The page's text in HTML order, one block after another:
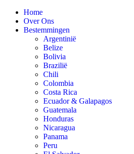
Home
Over Ons
Bestemmingen
Argentinië
Belize
Bolivia
Brazilië
Chili
Colombia
Costa Rica
Ecuador & Galapagos
Guatemala
Honduras
Nicaragua
Panama
Peru